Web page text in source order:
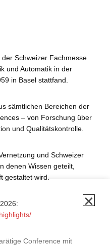
✕
Schweizer Fachmesse
und Automatik in der
in Basel stattfand.
sämtlichen Bereichen der
– von Forschung über
und Qualitätskontrolle.
und Schweizer
denen Wissen geteilt,
gestaltet wird.
Conference mit